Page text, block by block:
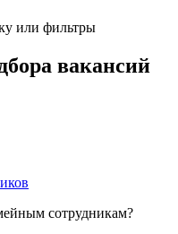
или фильтры
вакансий
сотрудникам?